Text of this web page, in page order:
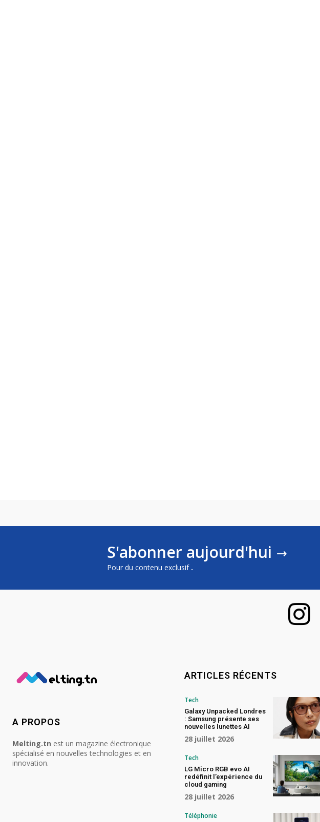
S'abonner aujourd'hui
Pour du contenu exclusif .
A PROPOS
Melting.tn est un magazine électronique
spécialisé en nouvelles technologies et en
innovation.
ARTICLES RÉCENTS
Tech
Galaxy Unpacked Londres
: Samsung présente ses
nouvelles lunettes AI
28 juillet 2026
Tech
LG Micro RGB evo AI
redéfinit l’expérience du
cloud gaming
28 juillet 2026
Téléphonie